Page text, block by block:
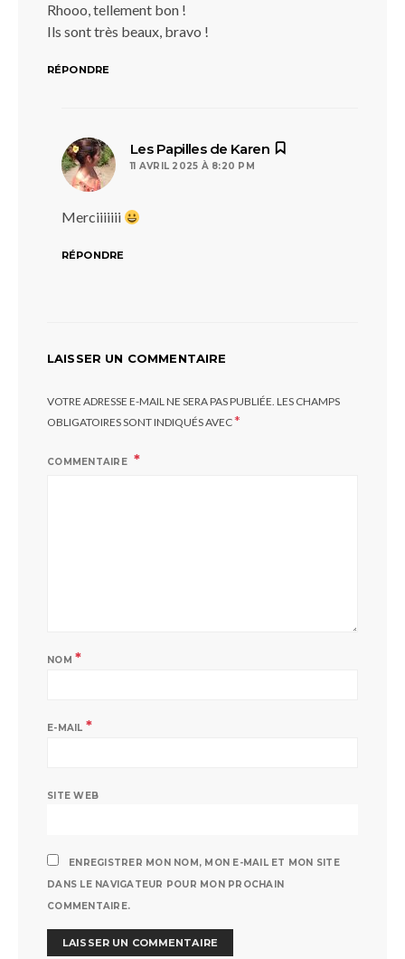
Rhooo, tellement bon !
Ils sont très beaux, bravo !
RÉPONDRE
Les Papilles de Karen
11 AVRIL 2025 À 8:20 PM
Merciiiiiii
RÉPONDRE
LAISSER UN COMMENTAIRE
VOTRE ADRESSE E-MAIL NE SERA PAS PUBLIÉE. LES CHAMPS
OBLIGATOIRES SONT INDIQUÉS AVEC*
COMMENTAIRE
NOM *
E-MAIL *
SITE WEB
ENREGISTRER MON NOM, MON E-MAIL ET MON SITE
DANS LE NAVIGATEUR POUR MON PROCHAIN
COMMENTAIRE.